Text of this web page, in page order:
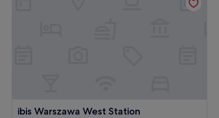
ibis Warszawa West Station
ibis Warszawa West Station